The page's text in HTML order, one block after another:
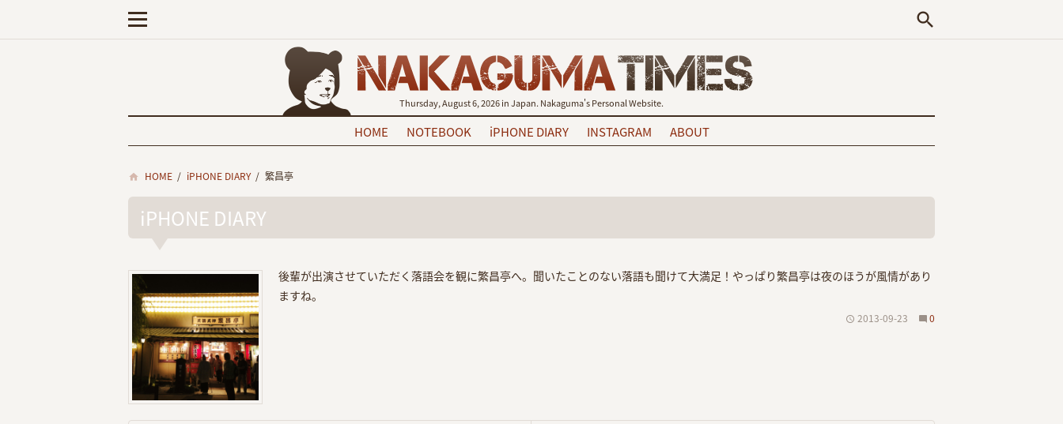
search
Thursday, August 6, 2026 in Japan. Nakaguma's Personal Website.
HOME NOTEBOOK iPHONE DIARY INSTAGRAM ABOUT
HOME / iPHONE DIARY / 繁昌亭
iPHONE DIARY
後輩が出演させていただく落語会を観に繁昌亭へ。聞いたことのない落語も聞けて大満足！やっぱり繁昌亭は夜のほうが風情があり
ますね。
2013-09-23 0